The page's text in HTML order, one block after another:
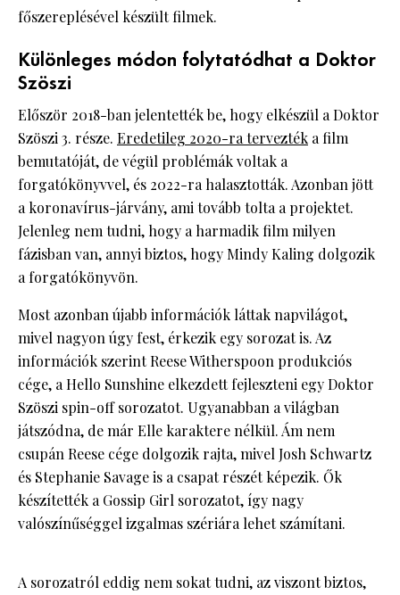
főszereplésével készült filmek.
Különleges módon folytatódhat a Doktor
Szöszi
Először 2018-ban jelentették be, hogy elkészül a Doktor
Szöszi 3. része. Eredetileg 2020-ra tervezték a film
bemutatóját, de végül problémák voltak a
forgatókönyvvel, és 2022-ra halasztották. Azonban jött
a koronavírus-járvány, ami tovább tolta a projektet.
Jelenleg nem tudni, hogy a harmadik film milyen
fázisban van, annyi biztos, hogy Mindy Kaling dolgozik
a forgatókönyvön.
Most azonban újabb információk láttak napvilágot,
mivel nagyon úgy fest, érkezik egy sorozat is. Az
információk szerint Reese Witherspoon produkciós
cége, a Hello Sunshine elkezdett fejleszteni egy Doktor
Szöszi spin-off sorozatot. Ugyanabban a világban
játszódna, de már Elle karaktere nélkül. Ám nem
csupán Reese cége dolgozik rajta, mivel Josh Schwartz
és Stephanie Savage is a csapat részét képezik. Ők
készítették a Gossip Girl sorozatot, így nagy
valószínűséggel izgalmas szériára lehet számítani.
A sorozatról eddig nem sokat tudni, az viszont biztos,